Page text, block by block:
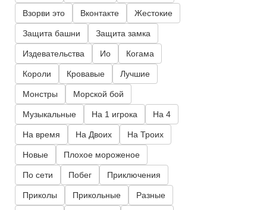
Взорви это Вконтакте Жестокие
Защита башни Защита замка
Издевательства Ио Когама
Короли Кровавые Лучшие
Монстры Морской бой
Музыкальные На 1 игрока На 4
На время На Двоих На Троих
Новые Плохое мороженое
По сети Побег Приключения
Приколы Прикольные Разные